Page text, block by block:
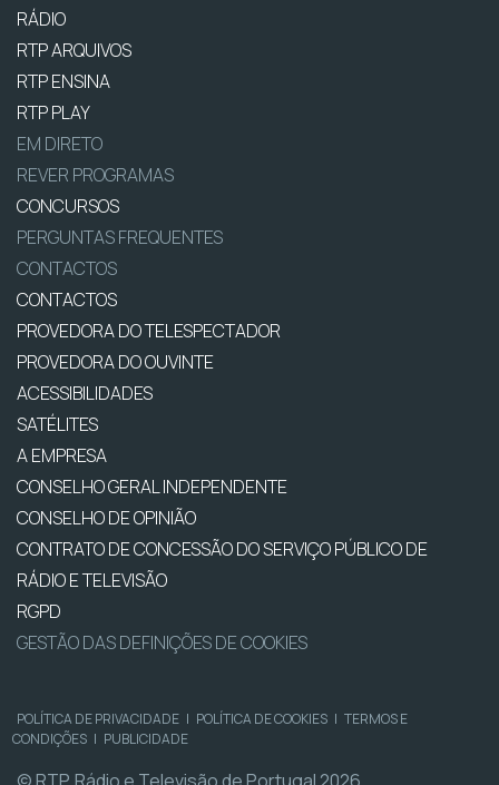
RÁDIO
RTP ARQUIVOS
RTP ENSINA
RTP PLAY
EM DIRETO
REVER PROGRAMAS
CONCURSOS
PERGUNTAS FREQUENTES
CONTACTOS
CONTACTOS
PROVEDORA DO TELESPECTADOR
PROVEDORA DO OUVINTE
ACESSIBILIDADES
SATÉLITES
A EMPRESA
CONSELHO GERAL INDEPENDENTE
CONSELHO DE OPINIÃO
CONTRATO DE CONCESSÃO DO SERVIÇO PÚBLICO DE
RÁDIO E TELEVISÃO
RGPD
GESTÃO DAS DEFINIÇÕES DE COOKIES
POLÍTICA DE PRIVACIDADE | POLÍTICA DE COOKIES | TERMOS E
CONDIÇÕES | PUBLICIDADE